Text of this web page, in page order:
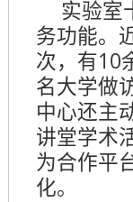
实验室
务功能。
次，有10
名大学做
中心还主
讲堂学术
为合作平
化。